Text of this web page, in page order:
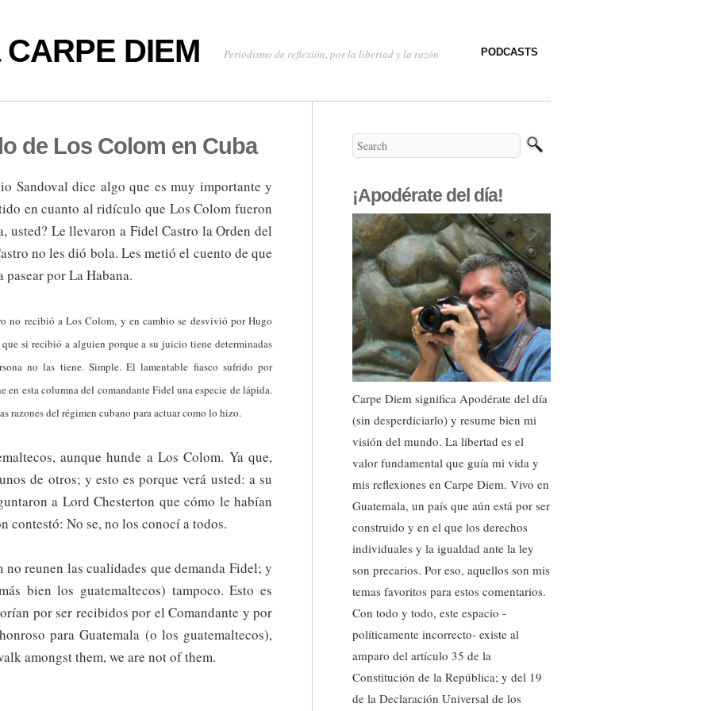
DIEM Periodismo de reflexión, por la libertad y la razón PODCASTS
de Los Colom en Cuba
Sandoval dice algo que es muy importante y
en cuanto al ridículo que Los Colom fueron
usted? Le llevaron a Fidel Castro la Orden del
no les dió bola. Les metió el cuento de que
por La Habana.
no recibió a Los Colom, y en cambio se desvivió por Hugo
quesi recibió a alguien porque a su juicio tiene determinadas
no las tiene. Simple. El lamentable fiasco sufrido por
en esta columna del comandante Fidel una especie de lápida.
razones del régimen cubano para actuar como lo hizo.
aunque hunde a Los Colom. Ya que,
de otros; y esto es porque verá usted: a su
a Lord Chesterton que cómo le habían
contestó: No se, no los conocí a todos.
reunen las cualidades que demanda Fidel; y
bien los guatemaltecos) tampoco. Esto es
por ser recibidos por el Comandante y por
para Guatemala (o los guatemaltecos),
amongst them, we are not of them.
¡Apodérate del día!
Carpe Diem significa Apodérate del día
(sin desperdiciarlo) y resume bien mi
visión del mundo. La libertad es el
valor fundamental que guía mi vida y
mis reflexiones en Carpe Diem. Vivo en
Guatemala, un país que aún está por ser
construido y en el que los derechos
individuales y la igualdad ante la ley
son precarios. Por eso, aquellos son mis
temas favoritos para estos comentarios.
Con todo y todo, este espacio -
políticamente incorrecto- existe al
amparo del artículo 35 de la
Constitución de la República; y del 19
de la Declaración Universal de los